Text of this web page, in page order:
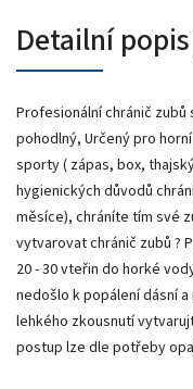
Detailní
Profesionální chránič zubů
pohodlný, Určený pro
sporty ( zápas, box,
hygienických důvodů
měsíce), chráníte tím své
vytvarovat chránič zubů ?
20 - 30 vteřin do horké
nedošlo k popálení dásní
lehkého zkousnutí
postup lze dle potřeby